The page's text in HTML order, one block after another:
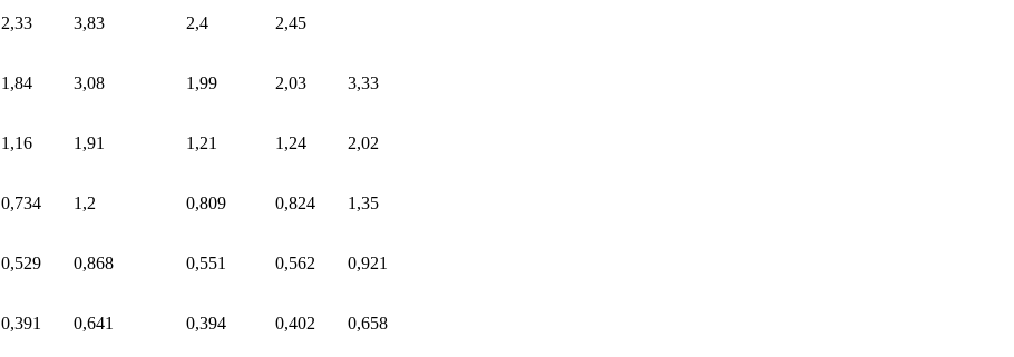
2,33 3,83 2,4 2,45
1,84 3,08 1,99 2,03 3,33
1,16 1,91 1,21 1,24 2,02
0,734 1,2 0,809 0,824 1,35
0,529 0,868 0,551 0,562 0,921
0,391 0,641 0,394 0,402 0,658